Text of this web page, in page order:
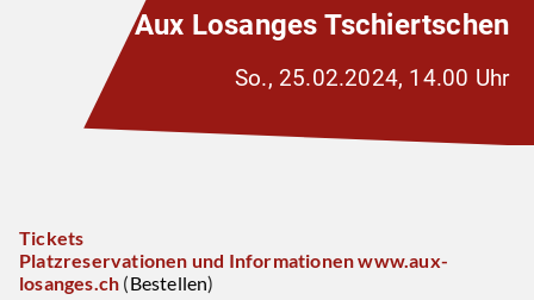
Aux Losanges Tschiertschen
So., 25.02.2024, 14.00 Uhr
Tickets
Platzreservationen und Informationen www.aux-
losanges.ch (Bestellen)